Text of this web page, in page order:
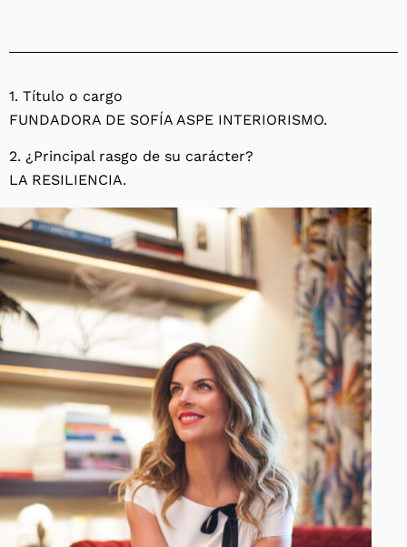
1. Título o cargo
FUNDADORA DE SOFÍA ASPE INTERIORISMO.
2. ¿Principal rasgo de su carácter?
LA RESILIENCIA.